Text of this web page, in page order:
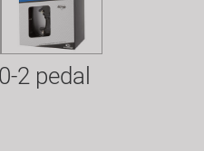
2 pedal